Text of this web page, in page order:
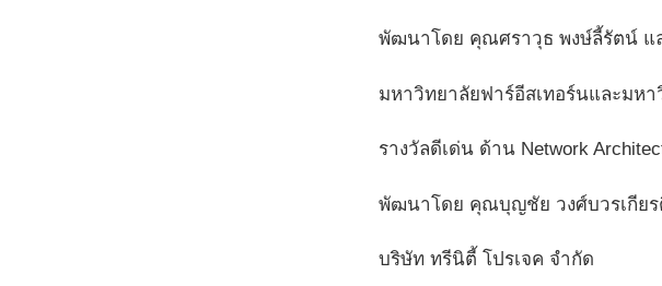
พัฒนาโดย คุณศราวุธ พงษ์ลี้รัตน์ แ
มหาวิทยาลัยฟาร์อีสเทอร์นและมห
รางวัลดีเด่น ด้าน Network
พัฒนาโดย คุณบุญชัย วงศ์บวรเกีย
บริษัท ทรีนิตี้ โปรเจค จำกัด